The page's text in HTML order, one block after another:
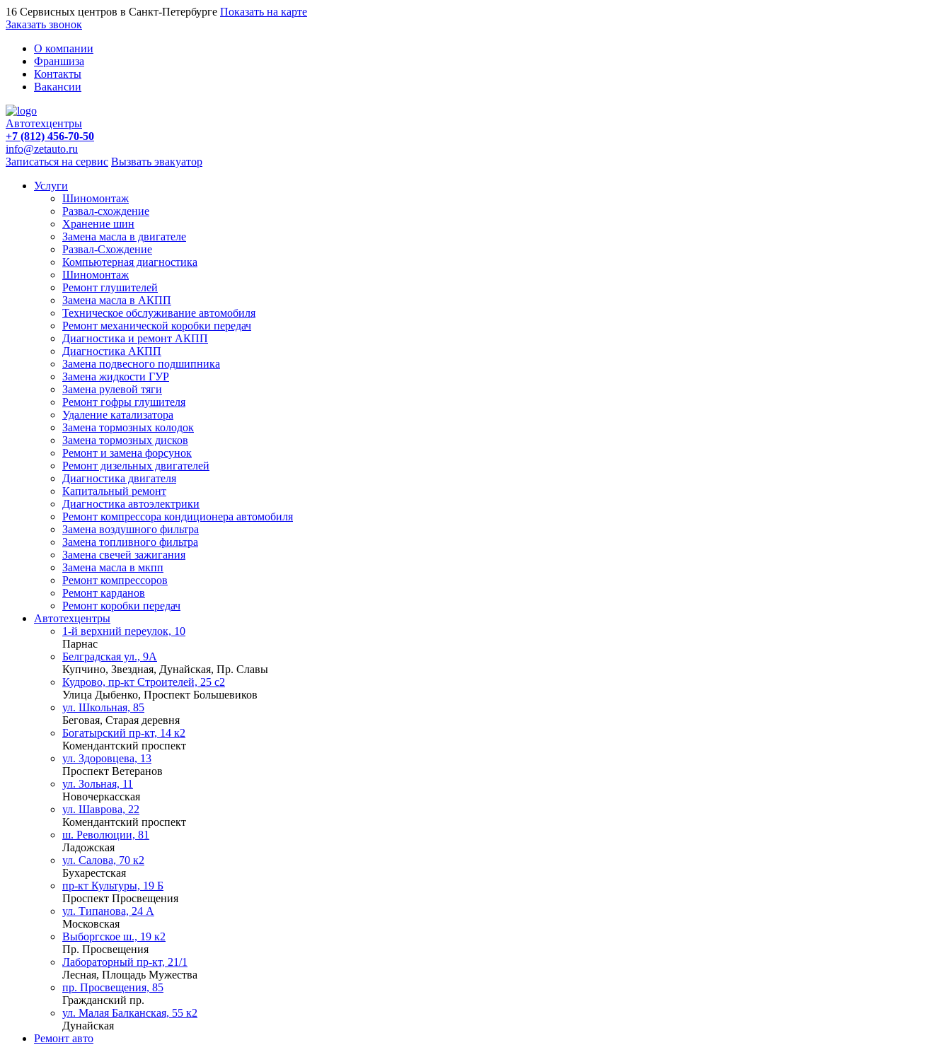
16 Сервисных центров в Санкт-Петербурге Показать на карте
Заказать звонок
О компании
Франшиза
Контакты
Вакансии
Автотехцентры
+7 (812) 456-70-50
info@zetauto.ru
Записаться на сервис Вызвать эвакуатор
Услуги
Шиномонтаж
Развал-схождение
Хранение шин
Замена масла в двигателе
Развал-Схождение
Компьютерная диагностика
Шиномонтаж
Ремонт глушителей
Замена масла в АКПП
Техническое обслуживание автомобиля
Ремонт механической коробки передач
Диагностика и ремонт АКПП
Диагностика АКПП
Замена подвесного подшипника
Замена жидкости ГУР
Замена рулевой тяги
Ремонт гофры глушителя
Удаление катализатора
Замена тормозных колодок
Замена тормозных дисков
Ремонт и замена форсунок
Ремонт дизельных двигателей
Диагностика двигателя
Капитальный ремонт
Диагностика автоэлектрики
Ремонт компрессора кондиционера автомобиля
Замена воздушного фильтра
Замена топливного фильтра
Замена свечей зажигания
Замена масла в мкпп
Ремонт компрессоров
Ремонт карданов
Ремонт коробки передач
Автотехцентры
1-й верхний переулок, 10
Парнас
Белградская ул., 9А
Купчино, Звездная, Дунайская, Пр. Славы
Кудрово, пр-кт Строителей, 25 с2
Улица Дыбенко, Проспект Большевиков
ул. Школьная, 85
Беговая, Старая деревня
Богатырский пр-кт, 14 к2
Комендантский проспект
ул. Здоровцева, 13
Проспект Ветеранов
ул. Зольная, 11
Новочеркасская
ул. Шаврова, 22
Комендантский проспект
ш. Революции, 81
Ладожская
ул. Салова, 70 к2
Бухарестская
пр-кт Культуры, 19 Б
Проспект Просвещения
ул. Типанова, 24 А
Московская
Выборгское ш., 19 к2
Пр. Просвещения
Лабораторный пр-кт, 21/1
Лесная, Площадь Мужества
пр. Просвещения, 85
Гражданский пр.
ул. Малая Балканская, 55 к2
Дунайская
Ремонт авто